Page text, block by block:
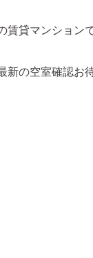
貸マンションで
新の空室確認お